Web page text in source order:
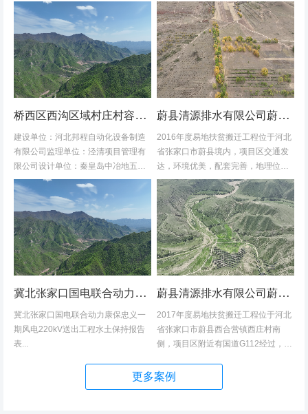
桥西区西沟区域村庄村容村貌改造提升及基础设施建设项目堆料场土地复垦验收资料
建设单位：河北邦程自动化设备制造
有限公司监理单位：泾清项目管理有
限公司设计单位：秦皇岛中冶地五一
五勘测有限公司施工单位：河北康安
劳务派遣有限公司桥西区西沟区域村
庄村容村貌改造提升及基础设施建设
项目堆料...
蔚县清源排水有限公司蔚县2016年度易地扶贫搬迁工程水土保持方案
2016年度易地扶贫搬迁工程位于河北
省张家口市蔚县境内，项目区交通发
达，环境优美，配套完善，地理位置
优越。项目地理位置图见附图1-1。项
目共建12个易地搬迁安置区，分别位
于白草村乡西户庄村、柏树乡柏树...
冀北张家口国电联合动力康保忠义一期风电220kV送出工程水土保持报告表
冀北张家口国电联合动力康保忠义一
期风电220kV送出工程水土保持报告
表...
蔚县清源排水有限公司蔚县2017年度易地扶贫搬迁工程（一期）水土保持方案
2017年度易地扶贫搬迁工程位于河北
省张家口市蔚县西合营镇西庄村南
侧，项目区附近有国道G112经过，交
位置优越。项目地理位置图见附图1。
项目总占地面积14.82hm2,...
更多案例